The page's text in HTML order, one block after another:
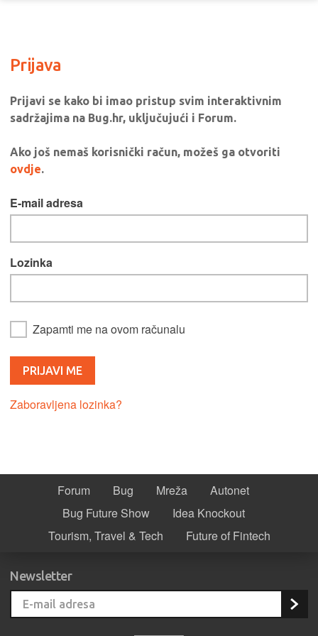
Prijava
Prijavi se kako bi imao pristup svim interaktivnim
sadržajima na Bug.hr, uključujući i Forum.
Ako još nemaš korisnički račun, možeš ga otvoriti
ovdje.
E-mail adresa
Lozinka
Zapamti me na ovom računalu
Zaboravljena lozinka?
Forum Bug Mreža
Autonet
Bug Future Show
Idea Knockout
Tourism, Travel & Tech
Future of Fintech
Newsletter